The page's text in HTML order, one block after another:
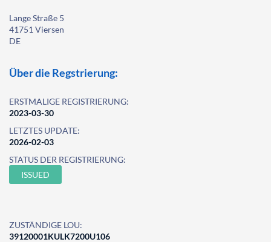
Lange Straße 5
41751 Viersen
DE
Über die Regstrierung:
ERSTMALIGE REGISTRIERUNG:
2023-03-30
LETZTES UPDATE:
2026-02-03
STATUS DER REGISTRIERUNG:
ISSUED
ZUSTÄNDIGE LOU:
39120001KULK7200U106